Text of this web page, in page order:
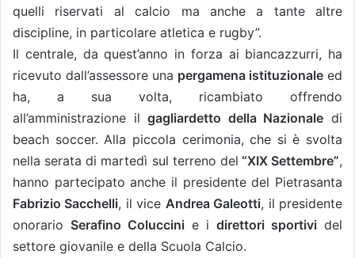
quelli riservati al calcio ma anchea tante altre
discipline, in particolare atletica e rugby”.
Il centrale, da quest’anno in forza ai biancazzurri, ha
ricevuto dall’assessore una pergamena istituzionale ed
ha, a sua volta, ricambiato offrendo
all’amministrazione ilgagliardetto della Nazionale di
beach soccer. Alla piccola cerimonia, che si è svolta
nella serata di martedì sul terreno del “XIX Settembre”,
hanno partecipato anche il presidente del Pietrasanta
Fabrizio Sacchelli, il vice Andrea Galeotti, il presidente
onorario Serafino Coluccini e i direttori sportivi del
settore giovanile e della Scuola Calcio.